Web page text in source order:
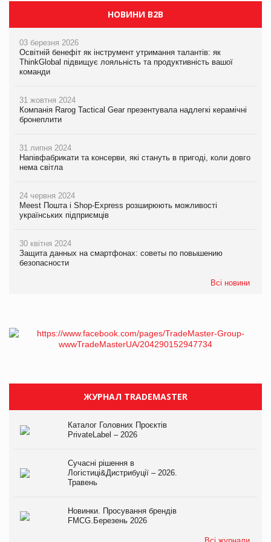
НОВИНИ B2B
03 березня 2026
Освітній бенефіт як інструмент утримання талантів: як
ThinkGlobal підвищує лояльність та продуктивність вашої
команди
31 жовтня 2024
Компанія Rarog Tactical Gear презентувала надлегкі керамічні
бронеплити
31 липня 2024
Напівфабрикати та консерви, які стануть в пригоді, коли довго
нема світла
24 червня 2024
Meest Пошта і Shop-Express розширюють можливості
українських підприємців
30 квітня 2024
Защита данных на смартфонах: советы по повышению
безопасности
Всі новини
ЖУРНАЛ TRADEMASTER
Каталог Головних Проєктів
PrivateLabel – 2026
Сучасні рішення в
Логістиці&Дистрибуції – 2026.
Травень
Новинки. Просування брендів
FMCG.Березень 2026